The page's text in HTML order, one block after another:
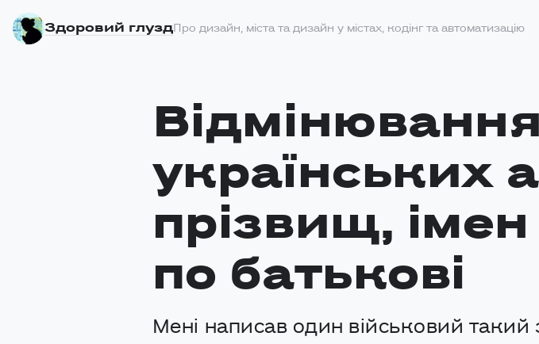
Здоровий глузд Про дизайн, міста та дизайн у містах, кодінг та автоматизацію
Відмінювання
українських
прізвищ, імен
по батькові
Мені написав один військовий такий